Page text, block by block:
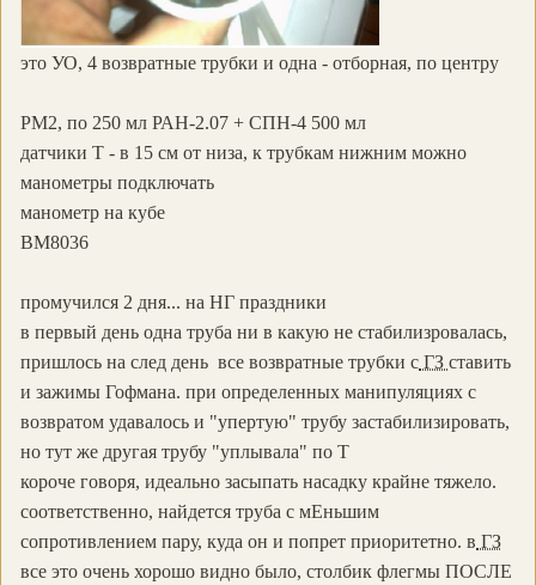
это УО, 4 возвратные трубки и одна - отборная, по центру
РМ2, по 250 мл РАН-2.07 + СПН-4 500 мл
датчики Т - в 15 см от низа, к трубкам нижним можно
манометры подключать
манометр на кубе
ВМ8036
промучился 2 дня... на НГ праздники
в первый день одна труба ни в какую не стабилизровалась,
пришлось на след день все возвратные трубки с ГЗ ставить
и зажимы Гофмана. при определенных манипуляциях с
возвратом удавалось и "упертую" трубу застабилизировать,
но тут же другая трубу "уплывала" по Т
короче говоря, идеально засыпать насадку крайне тяжело.
соответственно, найдется труба с мЕньшим
сопротивлением пару, куда он и попрет приоритетно. в ГЗ
все это очень хорошо видно было, столбик флегмы ПОСЛЕ